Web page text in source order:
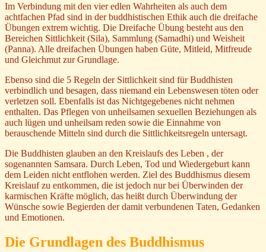
Im Verbindung mit den vier edlen Wahrheiten als auch dem
achtfachen Pfad sind in der buddhistischen Ethik auch die dreifache
Übungen extrem wichtig. Die Dreifache Übung besteht aus den
Bereichen Sittlichkeit (Sila), Sammlung (Samadhi) und Weisheit
(Panna). Alle dreifachen Übungen haben Güte, Mitleid, Mitfreude
und Gleichmut zur Grundlage.
Ebenso sind die 5 Regeln der Sittlichkeit sind für Buddhisten
verbindlich und besagen, dass niemand ein Lebenswesen töten oder
verletzen soll. Ebenfalls ist das Nichtgegebenes nicht nehmen
enthalten. Das Pflegen von unheilsamen sexuellen Beziehungen als
auch lügen und unheilsam reden sowie die Einnahme von
berauschende Mitteln sind durch die Sittlichkeitsregeln untersagt.
Die Buddhisten glauben an den Kreislaufs des Leben , der
sogenannten Samsara. Durch Leben, Tod und Wiedergeburt kann
dem Leiden nicht entflohen werden. Ziel des Buddhismus diesem
Kreislauf zu entkommen, die ist jedoch nur bei Überwinden der
karmischen Kräfte möglich, das heißt durch Überwindung der
Wünsche sowie Begierden der damit verbundenen Taten, Gedanken
und Emotionen.
Die Grundlagen des Buddhismus